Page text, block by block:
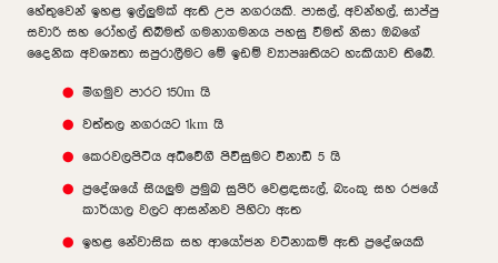
හේතුවෙන් ඉහළ ඉල්ලුමක් ඇති උප නගරයකි. පාසල්, අවන්හල්, සාප්පු
සවාරි සහ රෝහල් තිබීමත් ගමනාගමනය පහසු වීමත් නිසා ඔබගේ
දෛනික අවශ්‍යතා සපුරාලීමට මේ ඉඩම් ව්‍යාපෲතියට හැකියාව තිබේ.
මීගමුව පාරට 150m යි
වත්තල නගරයට 1km යි
කෙරවලපිටිය අධිවේගී පිවිසුමට විනාඩි 5 යි
ප්‍රදේශයේ සියලුම ප්‍රමුඛ සුපිරි වෙළඳසැල්, බැංකු සහ රජයේ
කාර්යාල වලට ආසන්නව පිහිටා ඇත
ඉහළ නේවාසික සහ ආයෝජන වටිනාකම් ඇති ප්‍රදේශයකි